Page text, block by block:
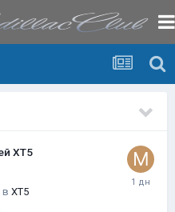
XT5
в XT5